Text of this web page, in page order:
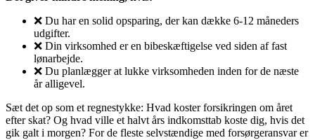
❌ Du har en solid opsparing, der kan dække 6-12 måneders
udgifter.
❌ Din virksomhed er en bibeskæftigelse ved siden af fast
lønarbejde.
❌ Du planlægger at lukke virksomheden inden for de næste
år alligevel.
Sæt det op som et regnestykke: Hvad koster forsikringen om året
efter skat? Og hvad ville et halvt års indkomsttab koste dig, hvis det
gik galt i morgen? For de fleste selvstændige med forsørgeransvar er